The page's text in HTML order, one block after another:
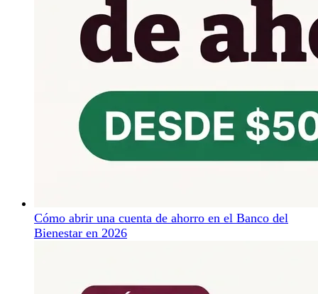
Cómo abrir una cuenta de ahorro en el Banco del
Bienestar en 2026